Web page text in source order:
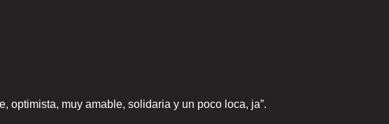
optimista, muy amable, solidaria y un poco loca, ja”.